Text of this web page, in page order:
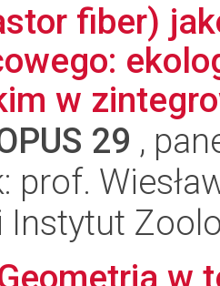
fiber)
w
29 ,
prof.
Instytut
w